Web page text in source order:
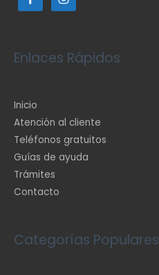
Enlaces Rápidos
Inicio
Atención al cliente
Teléfonos gratuitos
Guías de ayuda
Trámites
Contacto
Categorías Populares